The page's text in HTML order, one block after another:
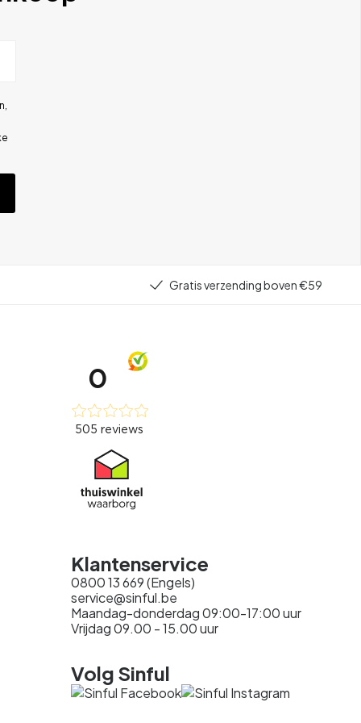
Gratis verzending boven €59
Klantenservice
0800 13 669 (Engels)
service@sinful.be
Maandag-donderdag 09:00-17:00 uur
Vrijdag 09.00 - 15.00 uur
Volg Sinful